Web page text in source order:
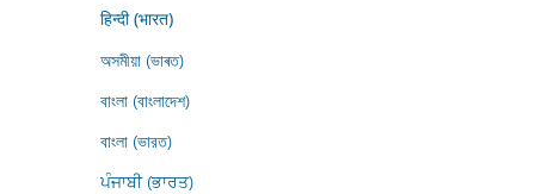
हिन्दी (भारत)
অসমীয়া (ভাৰত)
বাংলা (বাংলাদেশ)
বাংলা (ভারত)
ਪੰਜਾਬੀ (ਭਾਰਤ)